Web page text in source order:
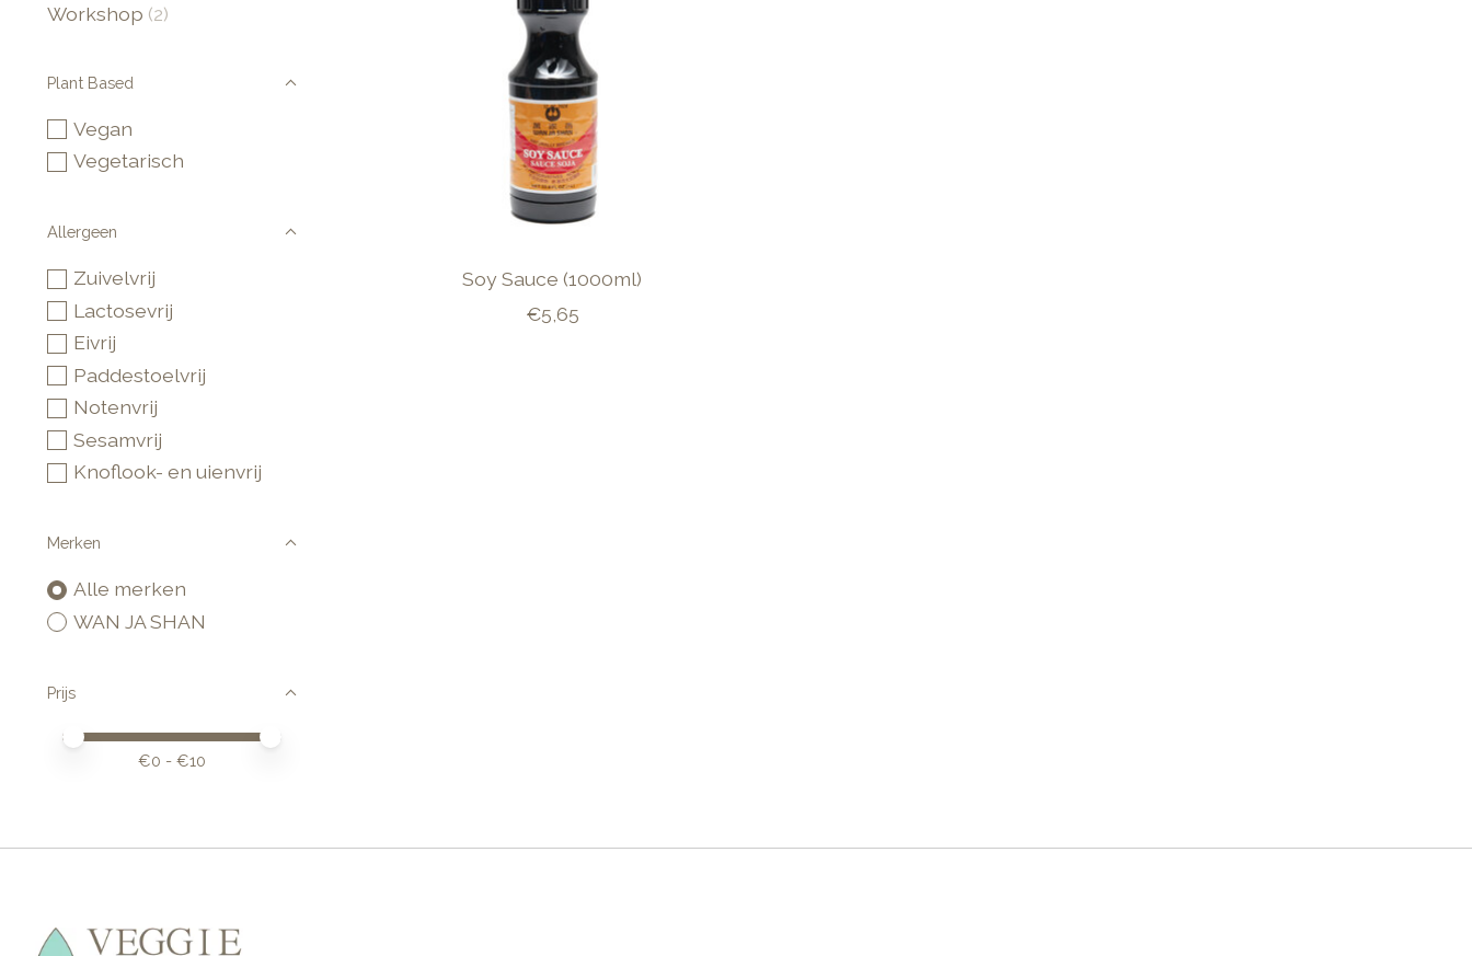
Workshop (2)
Plant Based
Vegan
Vegetarisch
Allergeen
Zuivelvrij
Lactosevrij
Eivrij
Paddestoelvrij
Notenvrij
Sesamvrij
Knoflook- en uienvrij
Merken
Alle merken
WAN JA SHAN
Prijs
Minimale prijswaarde
Price maximum value
€0 - €10
Soy Sauce (1000ml)
€5,65